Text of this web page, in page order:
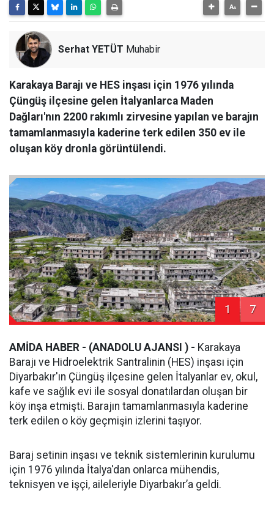
Serhat YETÜT Muhabir
Karakaya Barajı ve HES inşası için 1976 yılında
Çüngüş ilçesine gelen İtalyanlarca Maden
Dağları'nın 2200 rakımlı zirvesine yapılan ve barajın
tamamlanmasıyla kaderine terk edilen 350 ev ile
oluşan köy dronla görüntülendi.
1 7
AMİDA HABER - (ANADOLU AJANSI ) - Karakaya
Barajı ve Hidroelektrik Santralinin (HES) inşası için
Diyarbakır'ın Çüngüş ilçesine gelen İtalyanlar ev, okul,
kafe ve sağlık evi ile sosyal donatılardan oluşan bir
köy inşa etmişti. Barajın tamamlanmasıyla kaderine
terk edilen o köy geçmişin izlerini taşıyor.
Baraj setinin inşası ve teknik sistemlerinin kurulumu
için 1976 yılında İtalya'dan onlarca mühendis,
teknisyen ve işçi, aileleriyle Diyarbakır’a geldi.